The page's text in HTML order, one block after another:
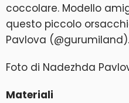
coccolare. Modello
questo piccolo
Pavlova (@gurumiland).
Foto di Nadezhda
Materiali